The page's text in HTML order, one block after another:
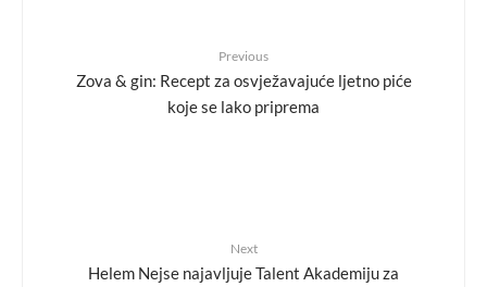
Previous
Zova & gin: Recept za osvježavajuće ljetno piće
koje se lako priprema
Next
Helem Nejse najavljuje Talent Akademiju za